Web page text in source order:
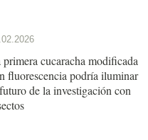
cucaracha modificada
fluorescencia podría iluminar
de la investigación con